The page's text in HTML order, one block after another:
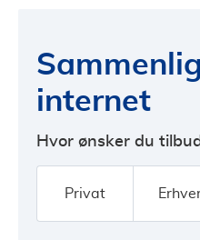
internet
Hvor ønsker du
Privat